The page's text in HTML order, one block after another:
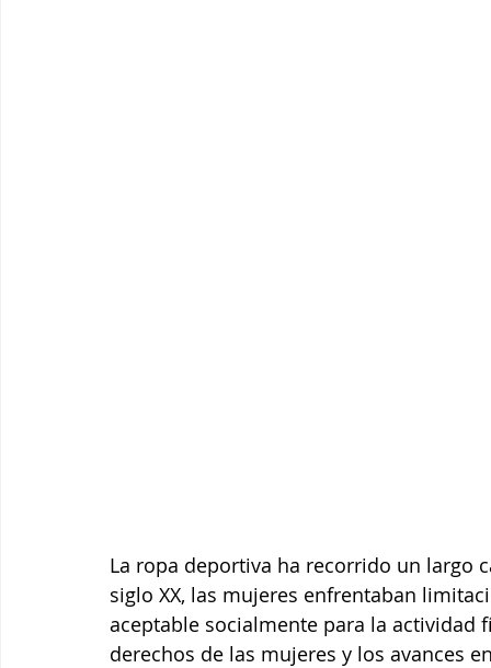
La ropa deportiva ha recorrido un largo
siglo XX, las mujeres enfrentaban
aceptable socialmente para la
derechos de las mujeres y los avances